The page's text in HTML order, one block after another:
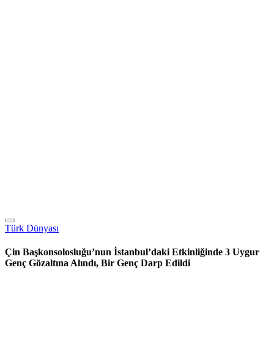
Türk Dünyası
Çin Başkonsolosluğu’nun İstanbul’daki Etkinliğinde 3 Uygur
Genç Gözaltına Alındı, Bir Genç Darp Edildi